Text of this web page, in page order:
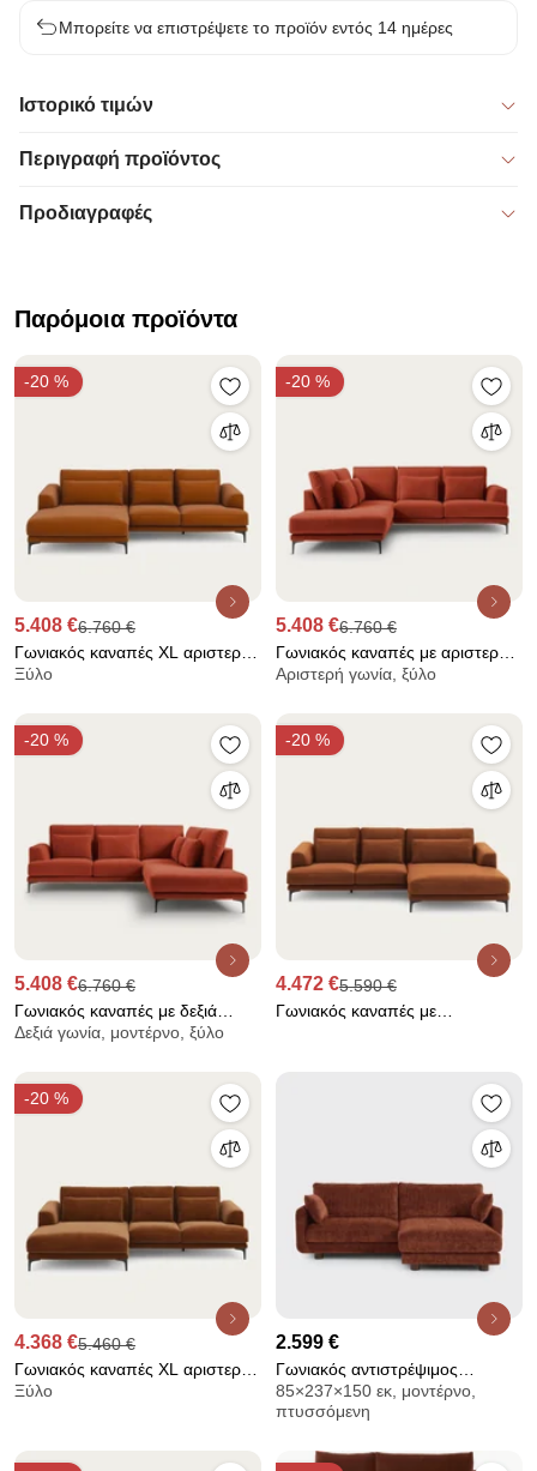
Μπορείτε να επιστρέψετε το προϊόν εντός 14 ημέρες
Ιστορικό τιμών
Περιγραφή προϊόντος
Προδιαγραφές
Παρόμοια προϊόντα
-20 %
5.408 €6.760 €
Γωνιακός καναπές XL αριστερός
από λινό βελούδο, MARSILE
Ξύλο
-20 %
5.408 €6.760 €
Γωνιακός καναπές με αριστερή
κλειστή γωνία και βελούδινη
Αριστερή γωνία, ξύλο
-20 %
5.408 €6.760 €
Γωνιακός καναπές με δεξιά
κλειστή γωνία και βελούδινη
Δεξιά γωνία, μοντέρνο, ξύλο
-20 %
4.472 €5.590 €
Γωνιακός καναπές με
-20 %
4.368 €5.460 €
Γωνιακός καναπές XL αριστερός
από βελούδινο chenille,
Ξύλο
2.599 €
Γωνιακός αντιστρέψιμος
καναπές 3 θέσεων από
ανάγλυφο βελούδο, EMILIO
85×237×150 εκ, μοντέρνο,
πτυσσόμενη